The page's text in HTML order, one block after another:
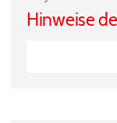
Hinweise